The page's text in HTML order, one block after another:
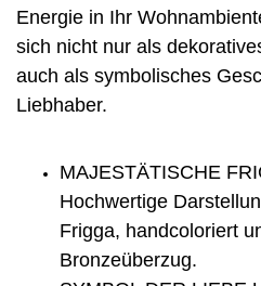
Energie in Ihr
sich nicht nur als
auch als symbolisches
Liebhaber.
MAJESTÄTISCHE
Hochwertige
Frigga, handcoloriert
Bronzeüberzug.